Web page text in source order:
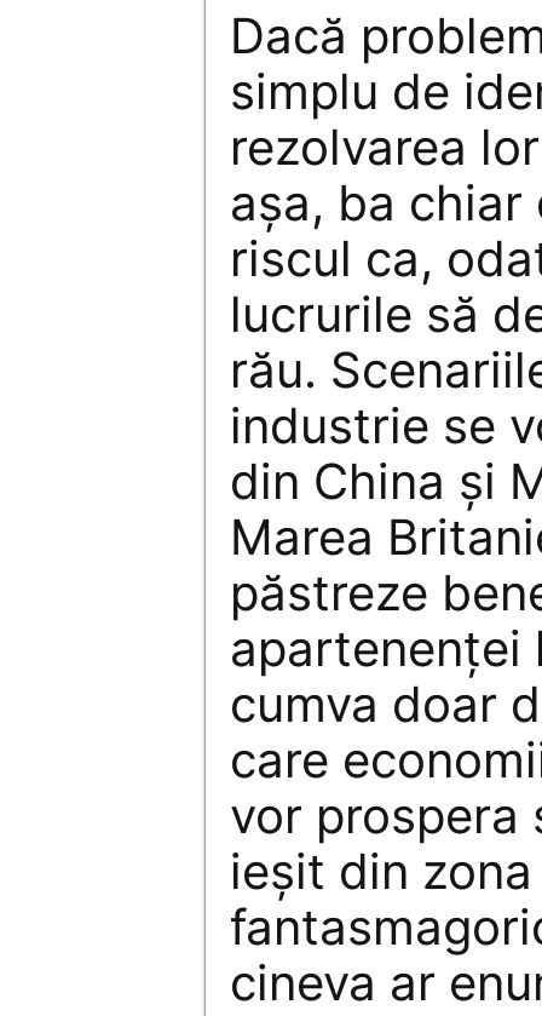
Dacă
simplu de
rezolvarea
așa, ba chiar
riscul ca,
lucrurile să
rău.
industrie se
din China și
Marea
păstreze
apartenenței
cumva doar
care
vor prospera
ieșit din
cineva ar